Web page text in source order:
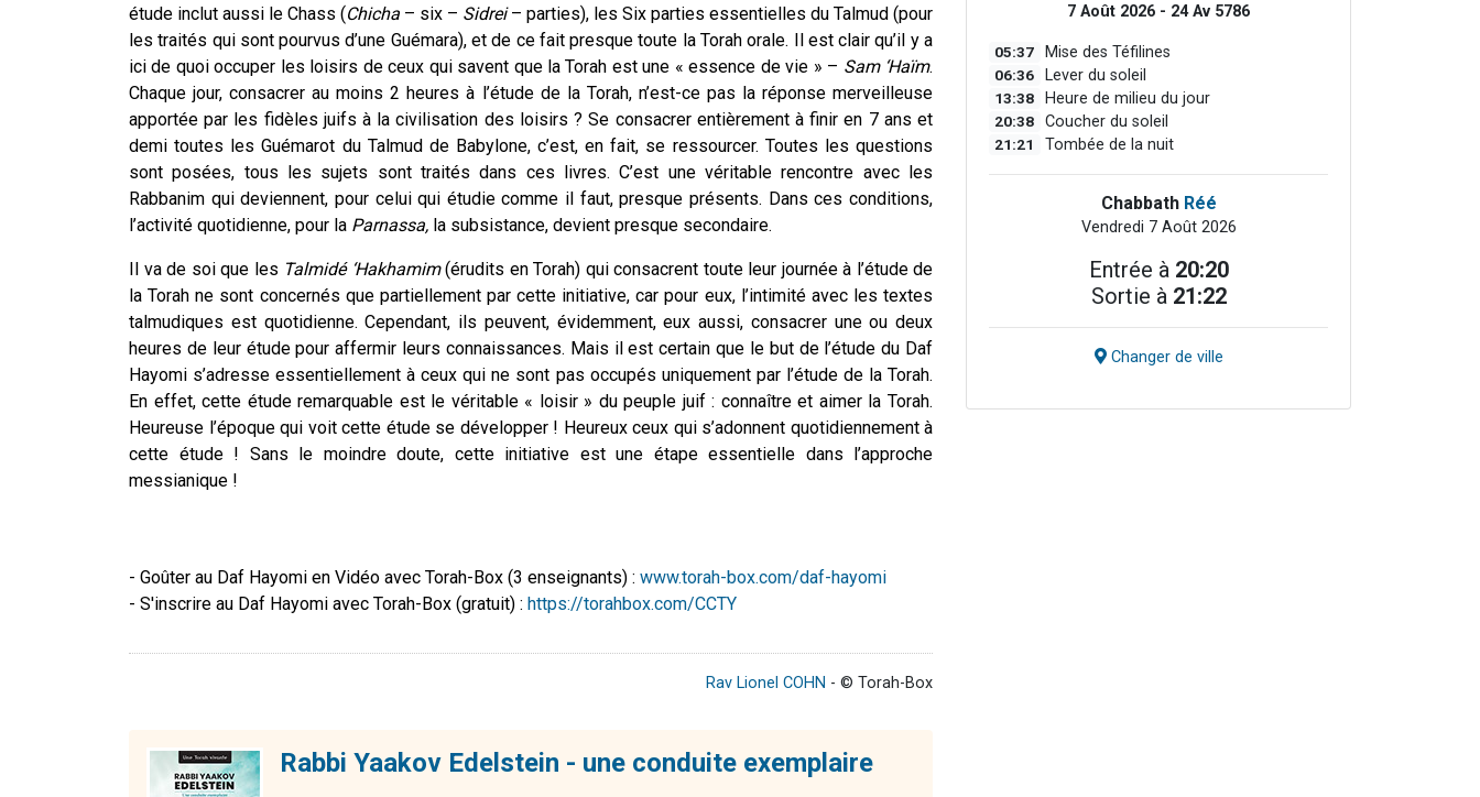
étude inclut aussi le Chass (Chicha – six – Sidrei– parties), les Six parties essentielles du Talmud (pour
les traités qui sont pourvus d’une Guémara), et de ce fait presque toute la Torah orale. Il est clair qu’il y a
ici de quoi occuper les loisirs de ceux qui savent que la Torah est une « essence de vie » – Sam ‘Haïm.
Chaque jour, consacrer au moins 2 heures à l’étude de la Torah, n’est-ce pas la réponse merveilleuse
apportée par les fidèles juifs à la civilisation des loisirs ? Se consacrer entièrement à finir en 7 ans et
demi toutes les Guémarot du Talmud de Babylone, c’est, en fait, se ressourcer. Toutes les questions
sont posées, tous les sujets sont traités dans ces livres. C’est une véritable rencontre avec les
Rabbanim qui deviennent, pour celui qui étudie comme il faut, presque présents. Dans ces conditions,
l’activité quotidienne, pour la Parnassa, la subsistance, devient presque secondaire.
Il va de soi que les Talmidé ‘Hakhamim(érudits en Torah) qui consacrent toute leur journée à l’étude de
la Torah ne sont concernés que partiellement par cette initiative, car pour eux, l’intimité avec les textes
talmudiques est quotidienne. Cependant, ils peuvent, évidemment, eux aussi, consacrer une ou deux
heures de leur étude pour affermir leurs connaissances. Mais il est certain que le but de l’étude du Daf
Hayomi s’adresse essentiellement à ceux qui ne sont pas occupés uniquement par l’étude de la Torah.
En effet, cette étude remarquable est le véritable « loisir » du peuple juif : connaître et aimer la Torah.
Heureuse l’époque qui voit cette étude se développer ! Heureux ceux qui s’adonnent quotidiennement à
cette étude ! Sans le moindre doute, cette initiative est une étape essentielle dans l’approche
messianique !
- Goûter au Daf Hayomi en Vidéo avec Torah-Box (3 enseignants) : www.torah-box.com/daf-hayomi
- S'inscrire au Daf Hayomi avec Torah-Box (gratuit) : https://torahbox.com/CCTY
Rav Lionel COHN - © Torah-Box
Rabbi Yaakov Edelstein - une conduite exemplaire
7 Août 2026 - 24 Av 5786
05:37 Mise des Téfilines
06:36 Lever du soleil
13:38 Heure de milieu du jour
20:38 Coucher du soleil
21:21 Tombée de la nuit
Chabbath Réé
Vendredi 7 Août 2026
Entrée à 20:20
Sortie à 21:22
Changer de ville